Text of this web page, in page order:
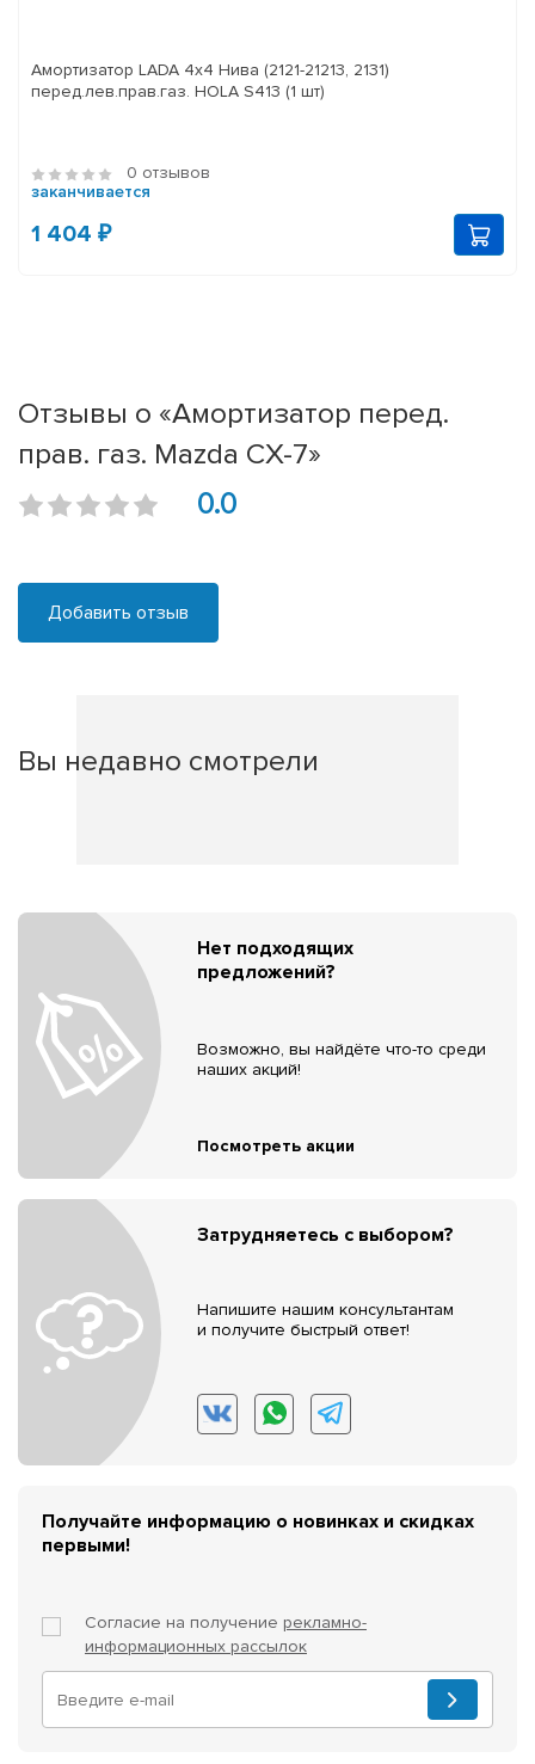
Амортизатор LADA 4x4 Нива (2121-21213, 2131)
перед.лев.прав.газ. HOLA S413 (1 шт)
0 отзывов
заканчивается
1 404 ₽
Отзывы о «Амортизатор перед.
прав. газ. Mazda CX-7»
0.0
Добавить отзыв
Вы недавно смотрели
Нет подходящих
предложений?
Возможно, вы найдёте что-то среди
наших акций!
Посмотреть акции
Затрудняетесь с выбором?
Напишите нашим консультантам
и получите быстрый ответ!
Получайте информацию о новинках и скидках
первыми!
Согласие на получение рекламно-
информационных рассылок